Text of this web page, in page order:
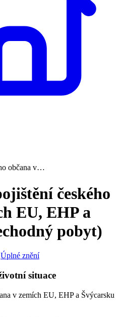
občana v…
českého
EU, EHP a
pobyt)
Úplné znění
situace
v zemích EU, EHP a Švýcarsku